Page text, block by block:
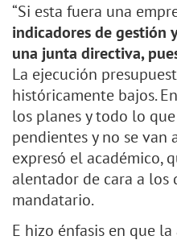
“Si esta fuera una
indicadores de gestión
una junta directiva,
La ejecución
históricamente bajos.
los planes y todo lo
pendientes y no se van
expresó el académico,
alentador de cara a los
mandatario.
E hizo énfasis en que